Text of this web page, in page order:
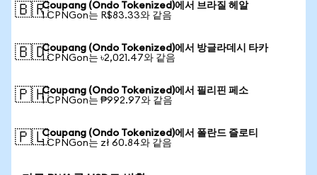
🇧🇷Coupang (Ondo Tokenized)에서 브라질 헤알
1 CPNGon는 R$83.33와 같음
🇧🇩Coupang (Ondo Tokenized)에서 방글라데시 타카
1 CPNGon는 ৳2,021.47와 같음
🇵🇭Coupang (Ondo Tokenized)에서 필리핀 페소
1 CPNGon는 ₱992.97와 같음
🇵🇱Coupang (Ondo Tokenized)에서 폴란드 즐로티
1 CPNGon는 zł 60.84와 같음